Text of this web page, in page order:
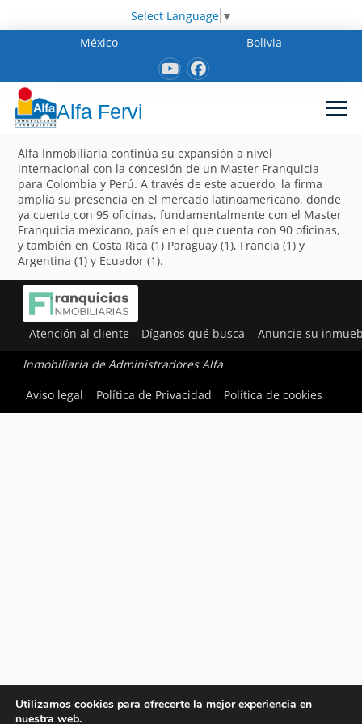
Select Language ▼
México
Bolivia
Alfa Fervi
Alfa Inmobiliaria continúa su expansión a nivel
internacional con la concesión de un Master Franquicia
para Colombia y Perú. A través de este acuerdo, la firma
amplía su presencia en el mercado latinoamericano, donde
ya cuenta con 95 oficinas, fundamentalmente con el Master
Franquicia mexicano, país en el que cuenta con 90 oficinas,
y también en Costa Rica (1) Paraguay (1), Francia (1) y
Argentina (1) y Ecuador (1).
Atención al cliente Díganos qué busca Anuncie su
Inmobiliaria de Administradores Alfa
Aviso legal
Política de Privacidad Política de cookies
Utilizamos cookies para ofrecerte la mejor experiencia en
nuestra web.